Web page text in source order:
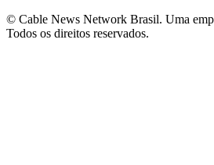
© Cable News Network Brasil. Uma
Todos os direitos reservados.